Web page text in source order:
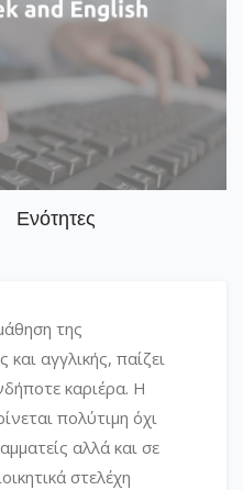
Ενότητες
της
αγγλικής, παίζει
καριέρα. Η
πολύτιμη όχι
αλλά και σε
στελέχη